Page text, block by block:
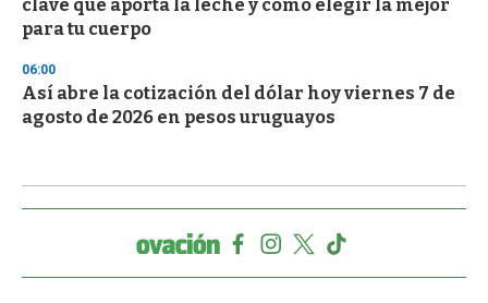
clave que aporta la leche y cómo elegir la mejor
para tu cuerpo
06:00
Así abre la cotización del dólar hoy viernes 7 de
agosto de 2026 en pesos uruguayos